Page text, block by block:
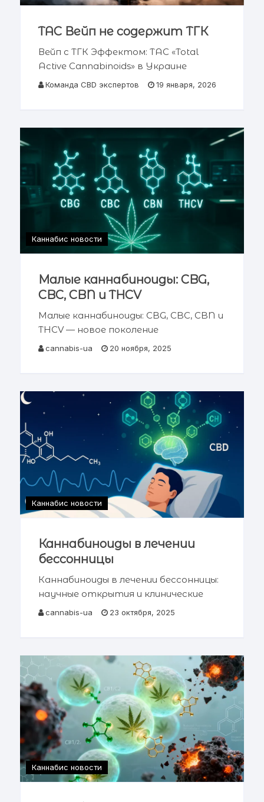
TAC Вейп не содержит ТГК
Вейп с ТГК Эффектом: TAC «Total
Active Cannabinoids» в Украине
Легальная альтернатива: как
Эффект антуража
Команда CBD экспертов 19 января, 2026
Каннабис новости
Малые каннабиноиды: CBG,
CBC, CBN и THCV
Малые каннабиноиды: CBG, CBC, CBN и
THCV — новое поколение
фармакологии каннабиса Рис. 1. Малые
фармакологии, механизмов действия
и клинического потенциала минорных
cannabis-ua 20 ноября, 2025
Каннабис новости
Каннабиноиды в лечении
бессонницы
Каннабиноиды в лечении бессонницы:
научные открытия и клинические
перспективы Содержание статьи →
Каннабиноиды и их влияние на
архитектуру сна
cannabis-ua 23 октября, 2025
Каннабис новости